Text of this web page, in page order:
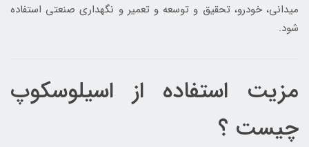
میدانی، خودرو، تحقیق و توسعه و تعمیر و نگهداری صنعتی استفاده
شود.
مزیت استفاده از اسیلوسکوپ
چیست ؟